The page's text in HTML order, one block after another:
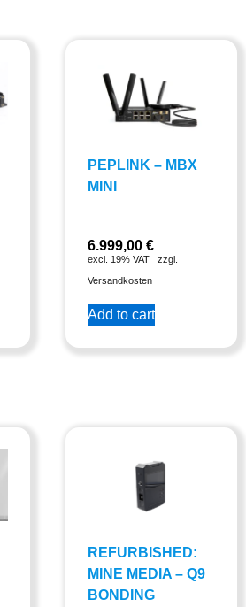
PEPLINK – MBX
MINI
6.999,00 €
excl. 19% VAT
zzgl.
Versandkosten
Add to cart
REFURBISHED:
MINE MEDIA – Q9
BONDING